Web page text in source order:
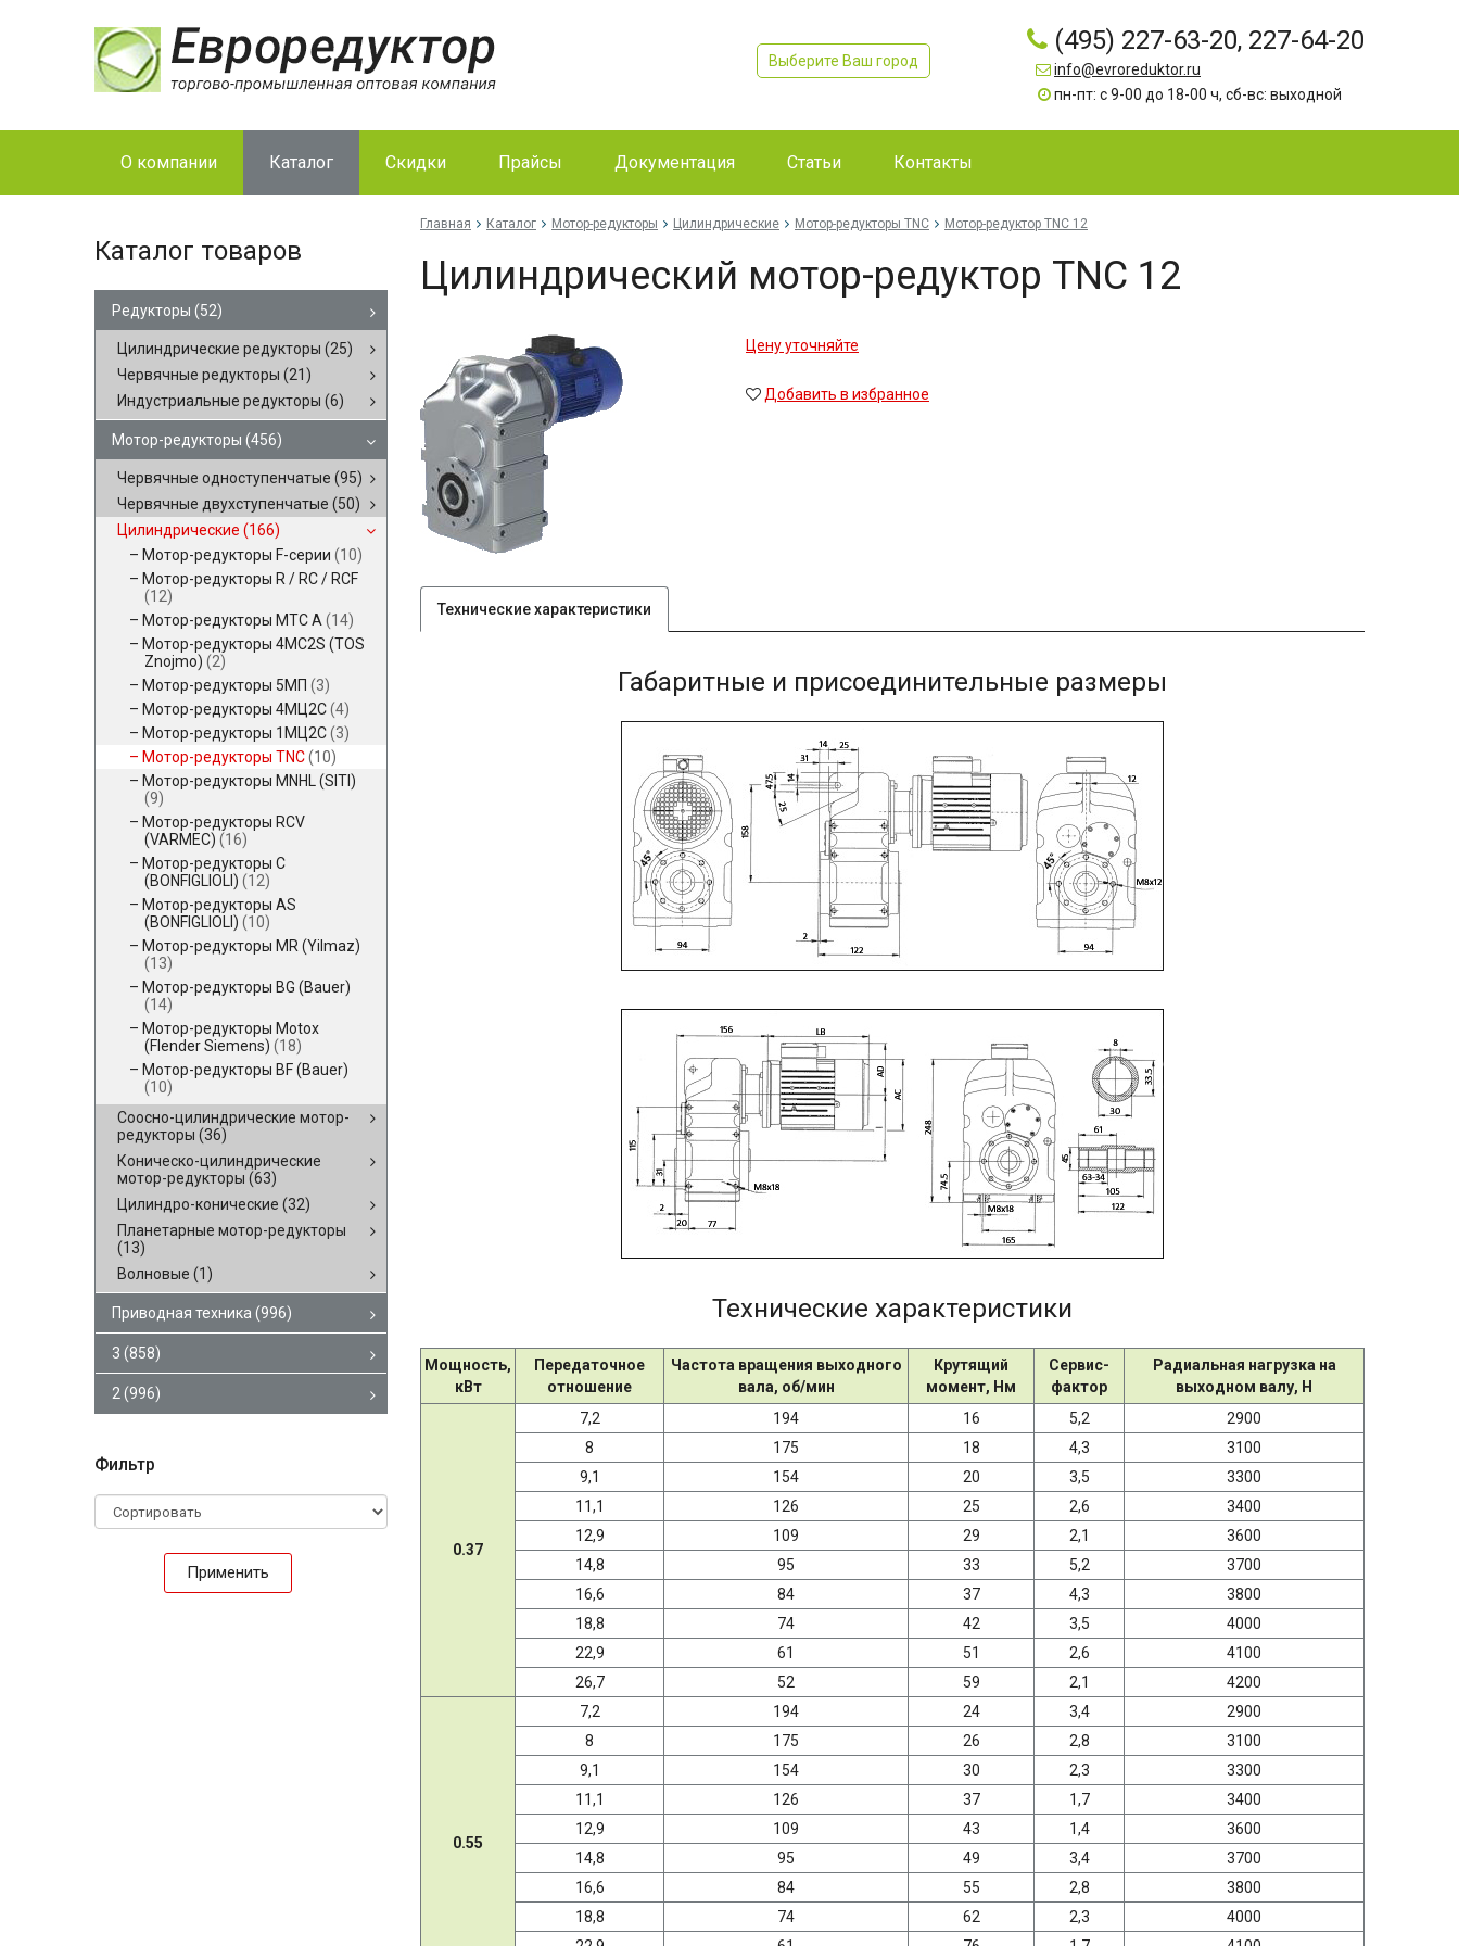
Выберите Ваш город
(495) 227-63-20, 227-64-20
info@evroreduktor.ru
пн-пт: с 9-00 до 18-00 ч, сб-вс: выходной
О компании Каталог Скидки Прайсы Документация Статьи Контакты
Каталог товаров
Редукторы (52)
Цилиндрические редукторы (25)
Червячные редукторы (21)
Индустриальные редукторы (6)
Мотор-редукторы (456)
Червячные одноступенчатые (95)
Червячные двухступенчатые (50)
Цилиндрические (166)
Мотор-редукторы F-серии (10)
Мотор-редукторы R / RC / RCF
(12)
Мотор-редукторы MTC A (14)
Мотор-редукторы 4MC2S (TOS
Znojmo) (2)
Мотор-редукторы 5МП (3)
Мотор-редукторы 4МЦ2С(4)
Мотор-редукторы 1МЦ2С(3)
Мотор-редукторы TNC(10)
Мотор-редукторы MNHL (SITI)
(9)
Мотор-редукторы RCV
(VARMEC) (16)
Мотор-редукторы C
(BONFIGLIOLI) (12)
Мотор-редукторы AS
(BONFIGLIOLI) (10)
Мотор-редукторы MR (Yilmaz)
(13)
Мотор-редукторы BG (Bauer)
(14)
Мотор-редукторы Motox
(Flender Siemens) (18)
Мотор-редукторы BF (Bauer)
(10)
Соосно-цилиндрические мотор-
редукторы (36)
Коническо-цилиндрические
мотор-редукторы (63)
Цилиндро-конические (32)
Планетарные мотор-редукторы
(13)
Волновые (1)
Приводная техника (996)
3 (858)
2 (996)
Фильтр
Применить
Главная Каталог Мотор-редукторы Цилиндрические Мотор-редукторы TNC Мотор-редуктор TNC 12
Цилиндрический мотор-редуктор TNC 12
Цену уточняйте
Добавить в избранное
Технические характеристики
Габаритные и присоединительные размеры
Технические характеристики
Мощность,
кВт
Передаточное
отношение
Частота вращения выходного
вала, об/мин
Крутящий
момент, Нм
Сервис-
фактор
Радиальная нагрузка на
выходном валу, Н
0.37
7,2 194 16 5,2
2900
8
175 18 4,3
3100
9,1
154 20 3,5
3300
11,1
126 25 2,6
3400
12,9
109 29 2,1
3600
14,8
95 33 5,2
3700
16,6
84 37 4,3
3800
18,8
74 42 3,5
4000
22,9
61 51 2,6
4100
26,7
52 59 2,1 4200
0.55
7,2 194 24 3,4
2900
8
175 26 2,8
3100
9,1
154 30 2,3
3300
11,1
126 37 1,7
3400
12,9
109 43 1,4
3600
14,8
95 49 3,4
3700
16,6
84 55 2,8
3800
18,8
74 62 2,3
4000